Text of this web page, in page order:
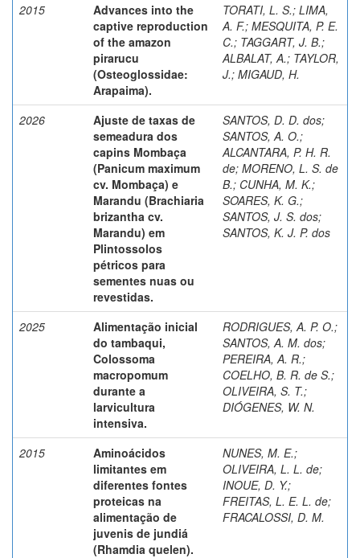
2015
Advances into the
captive reproduction
of the amazon
pirarucu
(Osteoglossidae:
Arapaima).
TORATI, L. S.; LIMA,
A. F.; MESQUITA, P. E.
C.; TAGGART, J. B.;
ALBALAT, A.; TAYLOR,
J.; MIGAUD, H.
2026
Ajuste de taxas de
semeadura dos
capins Mombaça
(Panicum maximum
cv. Mombaça) e
Marandu (Brachiaria
brizantha cv.
Marandu) em
Plintossolos
pétricos para
sementes nuas ou
revestidas.
SANTOS, D. D. dos;
SANTOS, A. O.;
ALCANTARA, P. H. R.
de; MORENO, L. S. de
B.; CUNHA, M. K.;
SOARES, K. G.;
SANTOS, J. S. dos;
SANTOS, K. J. P. dos
2025
Alimentação inicial
do tambaqui,
Colossoma
macropomum
durante a
larvicultura
intensiva.
RODRIGUES, A. P. O.;
SANTOS, A. M. dos;
PEREIRA, A. R.;
COELHO, B. R. de S.;
OLIVEIRA, S. T.;
DIÓGENES, W. N.
2015
Aminoácidos
limitantes em
diferentes fontes
proteicas na
alimentação de
juvenis de jundiá
(Rhamdia quelen).
NUNES, M. E.;
OLIVEIRA, L. L. de;
INOUE, D. Y.;
FREITAS, L. E. L. de;
FRACALOSSI, D. M.